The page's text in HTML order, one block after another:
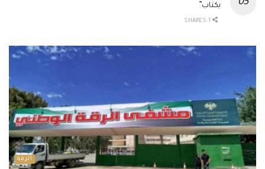
بكتاب”
الرقة